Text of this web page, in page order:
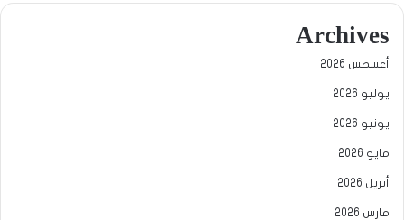
Archives
أغسطس 2026
يوليو 2026
يونيو 2026
مايو 2026
أبريل 2026
مارس 2026